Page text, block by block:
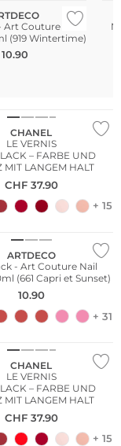
Art Couture Nail
(919 Wintertime)
10.90
CHANEL
LE VERNIS
– FARBE UND
MIT LANGEM HALT
CHF 37.90
+ 15
ARTDECO
- Art Couture Nail
(661 Capri et Sunset)
10.90
+ 31
CHANEL
LE VERNIS
– FARBE UND
MIT LANGEM HALT
CHF 37.90
+ 15